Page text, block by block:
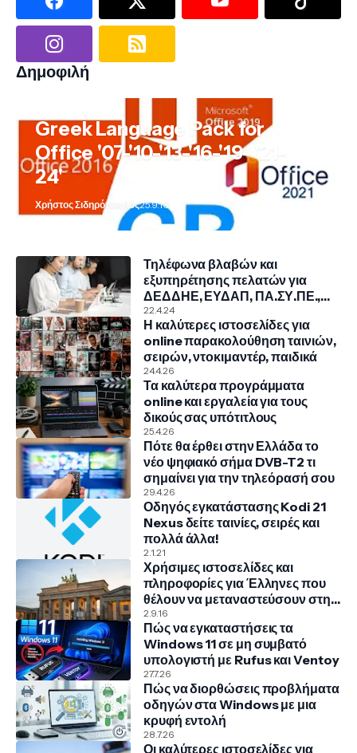
Δημοφιλή
Greek Language Pack for
Office '07-'10-'13-'16-'19- '21-
24'
Χρήστος Σιδηρόπουλος25.9.10
Τηλέφωνα βλαβών και
εξυπηρέτησης πελατών για
ΔΕΔΔΗΕ, ΕΥΔΑΠ, ΠΑ.ΣΥ.ΠΕ.,
COSMOTE, NOVA, VODAFONE
22.4.24
Η καλύτερες ιστοσελίδες για
online παρακολούθηση ταινιών,
σειρών, ντοκιμαντέρ, παιδικά
24.4.26
Τα καλύτερα προγράμματα
online και εργαλεία για τους
δικούς σας υπότιτλους
25.4.26
Πότε θα έρθει στην Ελλάδα το
νέο ψηφιακό σήμα DVB-T2 τι
σημαίνει για την τηλεόρασή σου
29.4.26
Οδηγός εγκατάστασης Kodi 21
Nexus δείτε ταινίες, σειρές και
πολλά άλλα!
2.1.21
Χρήσιμες ιστοσελίδες και
πληροφορίες για Έλληνες που
θέλουν να μεταναστεύσουν στην
Γερμανία
2.9.16
Πώς να εγκαταστήσεις τα
Windows 11 σε μη συμβατό
υπολογιστή με Rufus και Ventoy
27.7.26
Πώς να διορθώσεις προβλήματα
οδηγών στα Windows με μια
κρυφή εντολή
28.7.26
Οι καλύτερες ιστοσελίδες για